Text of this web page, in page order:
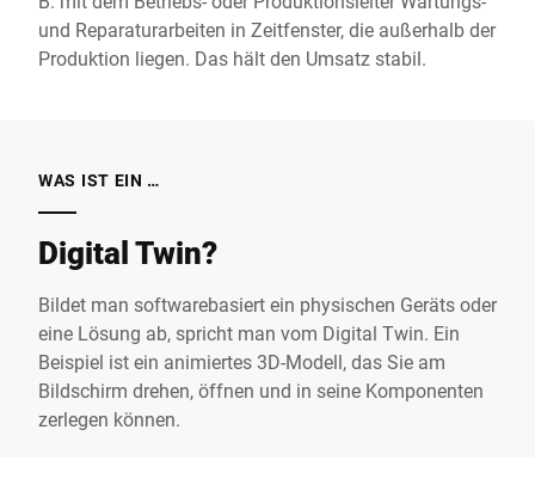
und Reparaturarbeiten in Zeitfenster, die außerhalb der
Produktion liegen. Das hält den Umsatz stabil.
WAS IST EIN …
Digital Twin?
Bildet man softwarebasiert ein physischen Geräts oder
eine Lösung ab, spricht man vom Digital Twin. Ein
Beispiel ist ein animiertes 3D-Modell, das Sie am
Bildschirm drehen, öffnen und in seine Komponenten
zerlegen können.